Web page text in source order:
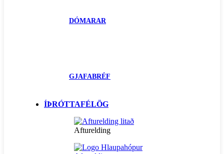
DÓMARAR
GJAFABRÉF
ÍÞRÓTTAFÉLÖG
Afturelding